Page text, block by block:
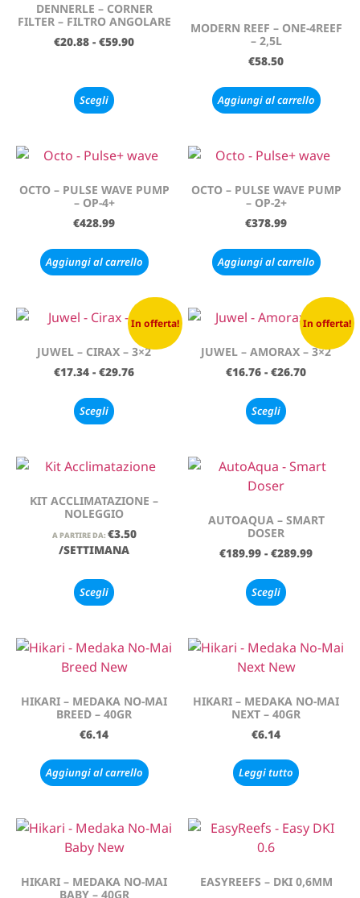
DENNERLE – CORNER
FILTER – FILTRO ANGOLARE
€20.88 - €59.90
Scegli
MODERN REEF – ONE-4REEF
– 2,5L
€58.50
Aggiungi al carrello
OCTO – PULSE WAVE PUMP
– OP-4+
€428.99
Aggiungi al carrello
OCTO – PULSE WAVE PUMP
– OP-2+
€378.99
Aggiungi al carrello
In offerta!
JUWEL – CIRAX – 3×2
€17.34 - €29.76
Scegli
In offerta!
JUWEL – AMORAX – 3×2
€16.76 - €26.70
Scegli
KIT ACCLIMATAZIONE –
NOLEGGIO
A PARTIRE DA: €3.50
/SETTIMANA
Scegli
AUTOAQUA – SMART
DOSER
€189.99 - €289.99
Scegli
HIKARI – MEDAKA NO-MAI
BREED – 40GR
€6.14
Aggiungi al carrello
HIKARI – MEDAKA NO-MAI
NEXT – 40GR
€6.14
Leggi tutto
HIKARI – MEDAKA NO-MAI
BABY – 40GR
EASYREEFS – DKI 0,6MM